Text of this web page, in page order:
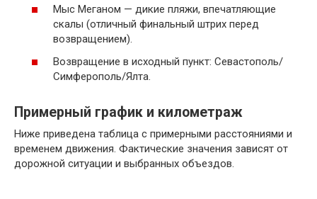
Мыс Меганом — дикие пляжи, впечатляющие
скалы (отличный финальный штрих перед
возвращением).
Возвращение в исходный пункт: Севастополь/
Симферополь/Ялта.
Примерный график и километраж
Ниже приведена таблица с примерными расстояниями и
временем движения. Фактические значения зависят от
дорожной ситуации и выбранных объездов.